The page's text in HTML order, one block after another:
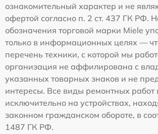
ознакомительный характер и не
офертой согласно п. 2 ст. 437 ГК РФ.
обозначения торговой марки Miele
только в информационных целях —
перечень техники, с которой мы
организация не аффилирована с
указанных товарных знаков и не
интересы. Все виды ремонтных работ
исключительно на устройствах,
законном гражданском обороте, в
1487 ГК РФ.